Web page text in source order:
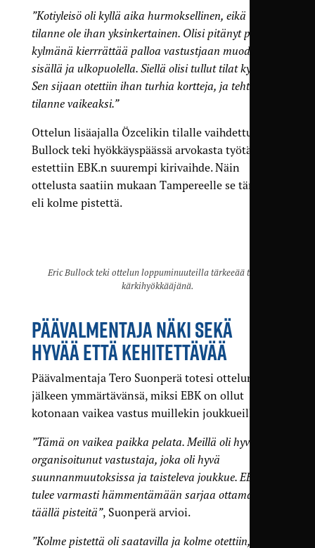
”Kotiyleisö oli kyllä aika hurmoksellinen, eikä 1–0-
tilanne ole ihan yksinkertainen. Olisi pitänyt pää
kylmänä kierrrättää palloa vastustjaan muodon
sisällä ja ulkopuolella. Siellä olisi tullut tilat kyllä.
Sen sijaan otettiin ihan turhia kortteja, ja tehtiin itse
tilanne vaikeaksi.”
Ottelun lisäajalla Özcelikin tilalle vaihdettu Eric
Bullock teki hyökkäyspäässä arvokasta työtä, jolla
estettiin EBK.n suurempi kirivaihde. Näin
ottelusta saatiin mukaan Tampereelle se tärkein
eli kolme pistettä.
Eric Bullock teki ottelun loppuminuuteilla tärkeeää työtä
kärkihyökkääjänä.
PÄÄVALMENTAJA NÄKI SEKÄ
HYVÄÄ ETTÄ KEHITETTÄVÄÄ
Päävalmentaja Tero Suonperä totesi ottelun
jälkeen ymmärtävänsä, miksi EBK on ollut
kotonaan vaikea vastus muillekin joukkueille.
”Tämä on vaikea paikka pelata. Meillä oli hyvin
organisoitunut vastustaja, joka oli hyvä
suunnanmuutoksissa ja taisteleva joukkue. EBK
tulee varmasti hämmentämään sarjaa ottamalla
täällä pisteitä”, Suonperä arvioi.
”Kolme pistettä oli saatavilla ja kolme otettiin, ja